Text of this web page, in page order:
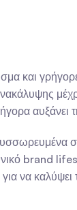
και
αυξάνει
brand
να